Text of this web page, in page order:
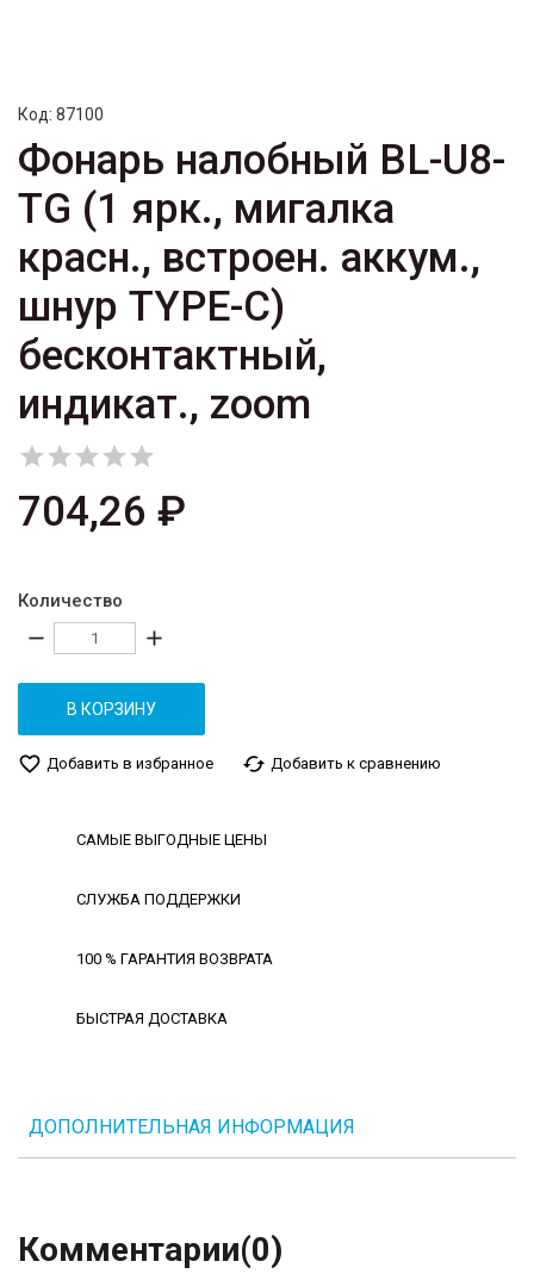
Код: 87100
Фонарь налобный BL-U8-
TG (1 ярк., мигалка
красн., встроен. аккум.,
шнур TYPE-C)
бесконтактный,
индикат., zoom

704,26 ₽
Количество
remove add
В КОРЗИНУ
favorite_border Добавить в избранное cached Добавить к сравнению
САМЫЕ ВЫГОДНЫЕ ЦЕНЫ
СЛУЖБА ПОДДЕРЖКИ
100 % ГАРАНТИЯ ВОЗВРАТА
БЫСТРАЯ ДОСТАВКА
ДОПОЛНИТЕЛЬНАЯ ИНФОРМАЦИЯ
Комментарии(0)